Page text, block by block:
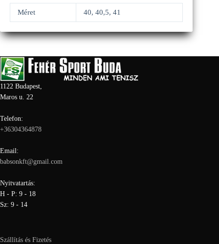
Méret 40, 40,5, 41
1122 Budapest,
Maros u. 22
Telefon:
+36304364878
Email:
babsonkft@gmail.com
Nyitvatartás:
H - P: 9 - 18
Sz: 9 - 14
Szállítás és Fizetés